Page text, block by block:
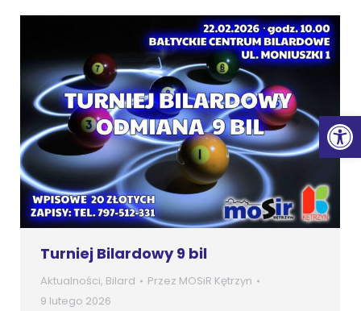
Turniej Bilardowy 9 bil
Aktualności, Bilard Przez MOSiR Kętrzyn
9 lutego 2026